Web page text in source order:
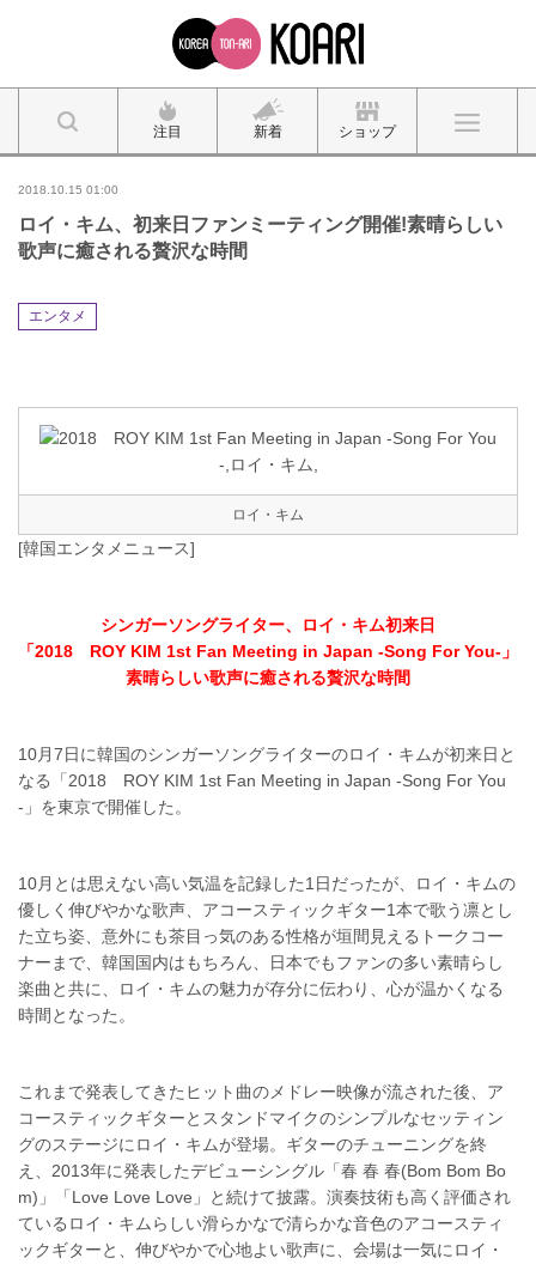
注目 新着 ショップ
2018.10.15 01:00
ロイ・キム、初来日ファンミーティング開催!素晴らしい
歌声に癒される贅沢な時間
エンタメ
ロイ・キム
[韓国エンタメニュース]
シンガーソングライター、ロイ・キム初来日
「2018 ROY KIM 1st Fan Meeting in Japan -Song For You-」
素晴らしい歌声に癒される贅沢な時間
10月7日に韓国のシンガーソングライターのロイ・キムが初来日と
なる「2018 ROY KIM 1st Fan Meeting in Japan -Song For You
-」を東京で開催した。
10月とは思えない高い気温を記録した1日だったが、ロイ・キムの
優しく伸びやかな歌声、アコースティックギター1本で歌う凛とし
た立ち姿、意外にも茶目っ気のある性格が垣間見えるトークコー
ナーまで、韓国国内はもちろん、日本でもファンの多い素晴らし
楽曲と共に、ロイ・キムの魅力が存分に伝わり、心が温かくなる
時間となった。
これまで発表してきたヒット曲のメドレー映像が流された後、ア
コースティックギターとスタンドマイクのシンプルなセッティン
グのステージにロイ・キムが登場。ギターのチューニングを終
え、2013年に発表したデビューシングル「春 春 春(Bom Bom Bo
m)」「Love Love Love」と続けて披露。演奏技術も高く評価され
ているロイ・キムらしい滑らかなで清らかな音色のアコースティ
ックギターと、伸びやかで心地よい歌声に、会場は一気にロイ・